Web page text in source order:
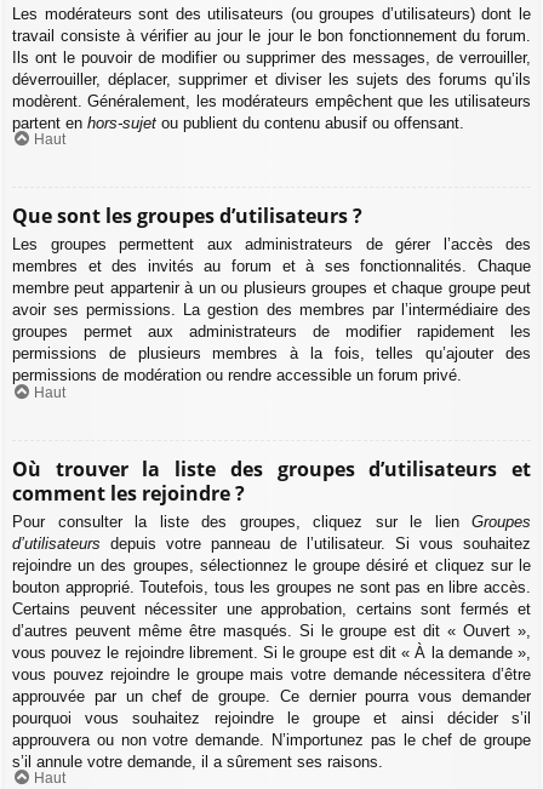
Les modérateurs sont des utilisateurs (ou groupes d’utilisateurs) dont le
travail consiste à vérifier au jour le jour le bon fonctionnement du forum.
Ils ont le pouvoir de modifier ou supprimer des messages, de verrouiller,
déverrouiller, déplacer, supprimer et diviser les sujets des forums qu’ils
modèrent. Généralement, les modérateurs empêchent que les utilisateurs
partent en hors-sujet ou publient du contenu abusif ou offensant.
Haut
Que sont les groupes d’utilisateurs ?
Les groupes permettent aux administrateurs de gérer l’accès des
membres et des invités au forum et à ses fonctionnalités. Chaque
membre peut appartenir à un ou plusieurs groupes et chaque groupe peut
avoir ses permissions. La gestion des membres par l’intermédiaire des
groupes permet aux administrateurs de modifier rapidement les
permissions de plusieurs membres à la fois, telles qu’ajouter des
permissions de modération ou rendre accessible un forum privé.
Haut
Où trouver la liste des groupes d’utilisateurs et
comment les rejoindre ?
Pour consulter la liste des groupes, cliquez sur le lien Groupes
d’utilisateurs depuis votre panneau de l’utilisateur. Si vous souhaitez
rejoindre un des groupes, sélectionnez le groupe désiré et cliquez sur le
bouton approprié. Toutefois, tous les groupes ne sont pas en libre accès.
Certains peuvent nécessiter une approbation, certains sont fermés et
d’autres peuvent même être masqués. Si le groupe est dit « Ouvert »,
vous pouvez le rejoindre librement. Si le groupe est dit « À la demande »,
vous pouvez rejoindre le groupe mais votre demande nécessitera d’être
approuvée par un chef de groupe. Ce dernier pourra vous demander
pourquoi vous souhaitez rejoindre le groupe et ainsi décider s’il
approuvera ou non votre demande. N’importunez pas le chef de groupe
s’il annule votre demande, il a sûrement ses raisons.
Haut